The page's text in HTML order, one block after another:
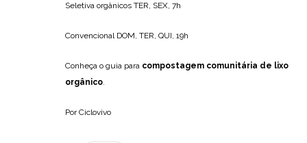
Seletiva orgânicos TER, SEX, 7h
Convencional DOM, TER, QUI, 19h
Conheça o guia para compostagem comunitária de lixo
orgânico.
Por Ciclovivo